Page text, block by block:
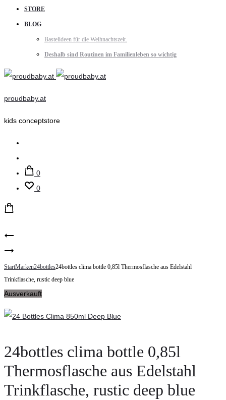
STORE
BLOG
Bastelideen für die Weihnachtszeit.
Deshalb sind Routinen im Familienleben so wichtig
proudbaby.at
kids conceptstore
0
0
Product
navigation
Thermobehälter
480
ml,
Food
Libelle
24bottles
Travel
Tumbler
Coffee
to
Edelstahl
600ml
StartMarken24bottles24bottles clima bottle 0,85l Thermosflasche aus Edelstahl
Trinkflasche, rustic deep blue
Ausverkauft
24bottles clima bottle 0,85l
Thermosflasche aus Edelstahl
Trinkflasche, rustic deep blue